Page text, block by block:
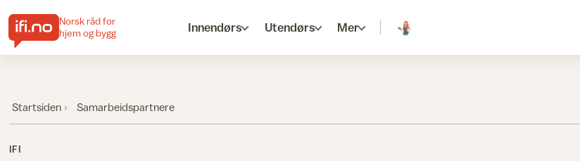
Norsk råd for
hjem og bygg
Innendørs Utendørs Mer
Startsiden Samarbeidspartnere
IFI